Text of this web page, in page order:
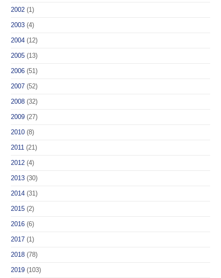
2002 (1)
2003 (4)
2004 (12)
2005 (13)
2006 (51)
2007 (52)
2008 (32)
2009 (27)
2010 (8)
2011 (21)
2012 (4)
2013 (30)
2014 (31)
2015 (2)
2016 (6)
2017 (1)
2018 (78)
2019 (103)